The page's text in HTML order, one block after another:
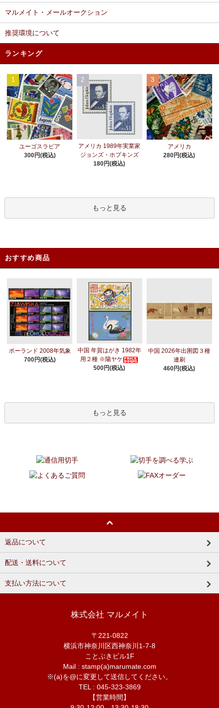
マルメイト・メールオークション
推奨環境について
ランキング
1
ユーゴスラビア
300円(税込)
2
アメリカ 1989年実業家
ジョンズ・ホプキンズ
180円(税込)
3
アメリカ
280円(税込)
もっと見る
おすすめ商品
ポーランド 2008年気象
700円(税込)
中国 年賀はがき 1982年
用２種 ※陽ヤケ
500円(税込)
中国 2026年出圉図３種
連刷
460円(税込)
もっと見る
返品について
配送・送料について
支払い方法について
株式会社 マルメイト
〒221-0822
横浜市神奈川区西神奈川1-7-8
ことぶきビル1F
Mail : stamp(a)marumate.com
※(a)を@に変更して送信してください。
TEL : 045-323-3869
【営業時間】